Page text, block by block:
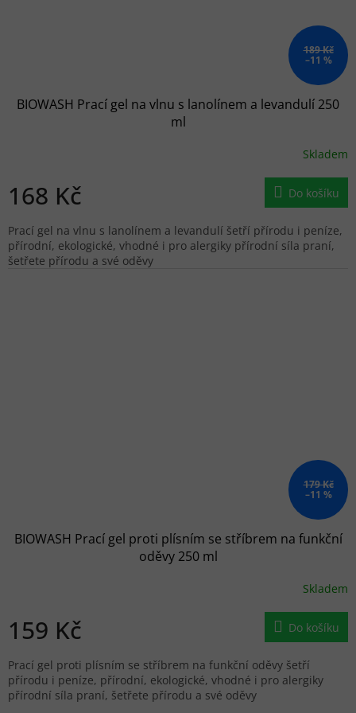
189 Kč
–11 %
BIOWASH Prací gel na vlnu s lanolínem a levandulí 250
ml
Skladem
168 Kč Do košíku
Prací gel na vlnu s lanolínem a levandulí šetří přírodu i peníze,
přírodní, ekologické, vhodné i pro alergiky přírodní síla praní,
šetřete přírodu a své oděvy
179 Kč
–11 %
BIOWASH Prací gel proti plísním se stříbrem na funkční
oděvy 250 ml
Skladem
159 Kč Do košíku
Prací gel proti plísním se stříbrem na funkční oděvy šetří
přírodu i peníze, přírodní, ekologické, vhodné i pro alergiky
přírodní síla praní, šetřete přírodu a své oděvy